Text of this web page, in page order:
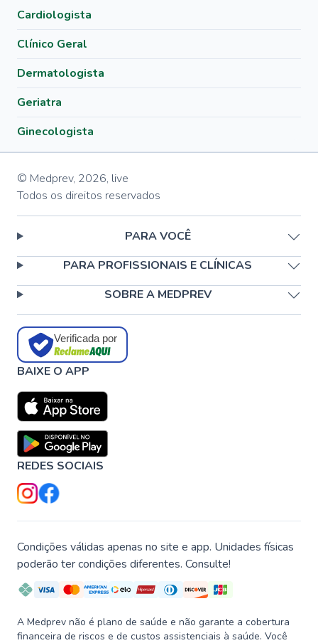
Cardiologista
Clínico Geral
Dermatologista
Geriatra
Ginecologista
© Medprev, 2026, live
Todos os direitos reservados
PARA VOCÊ
PARA PROFISSIONAIS E CLÍNICAS
SOBRE A MEDPREV
Verificada por
BAIXE O APP
REDES SOCIAIS
Condições válidas apenas no site e app. Unidades físicas
poderão ter condições diferentes. Consulte!
A Medprev não é plano de saúde e não garante a cobertura
financeira de riscos e de custos assistenciais à saúde. Você